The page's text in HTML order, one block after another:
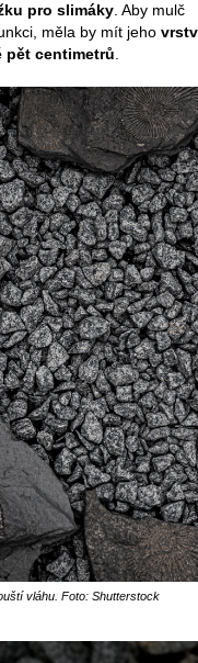
pro slimáky. Aby mulč
měla by mít jeho
centimetrů.
vláhu. Foto: Shutterstock